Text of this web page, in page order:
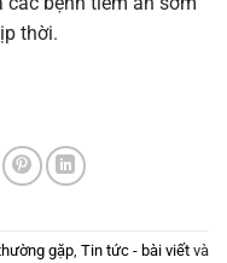
thời.
gặp, Tin tức - bài viết và